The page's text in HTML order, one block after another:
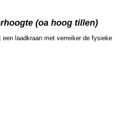
(oa hoog tillen)
laadkraan met verreiker de